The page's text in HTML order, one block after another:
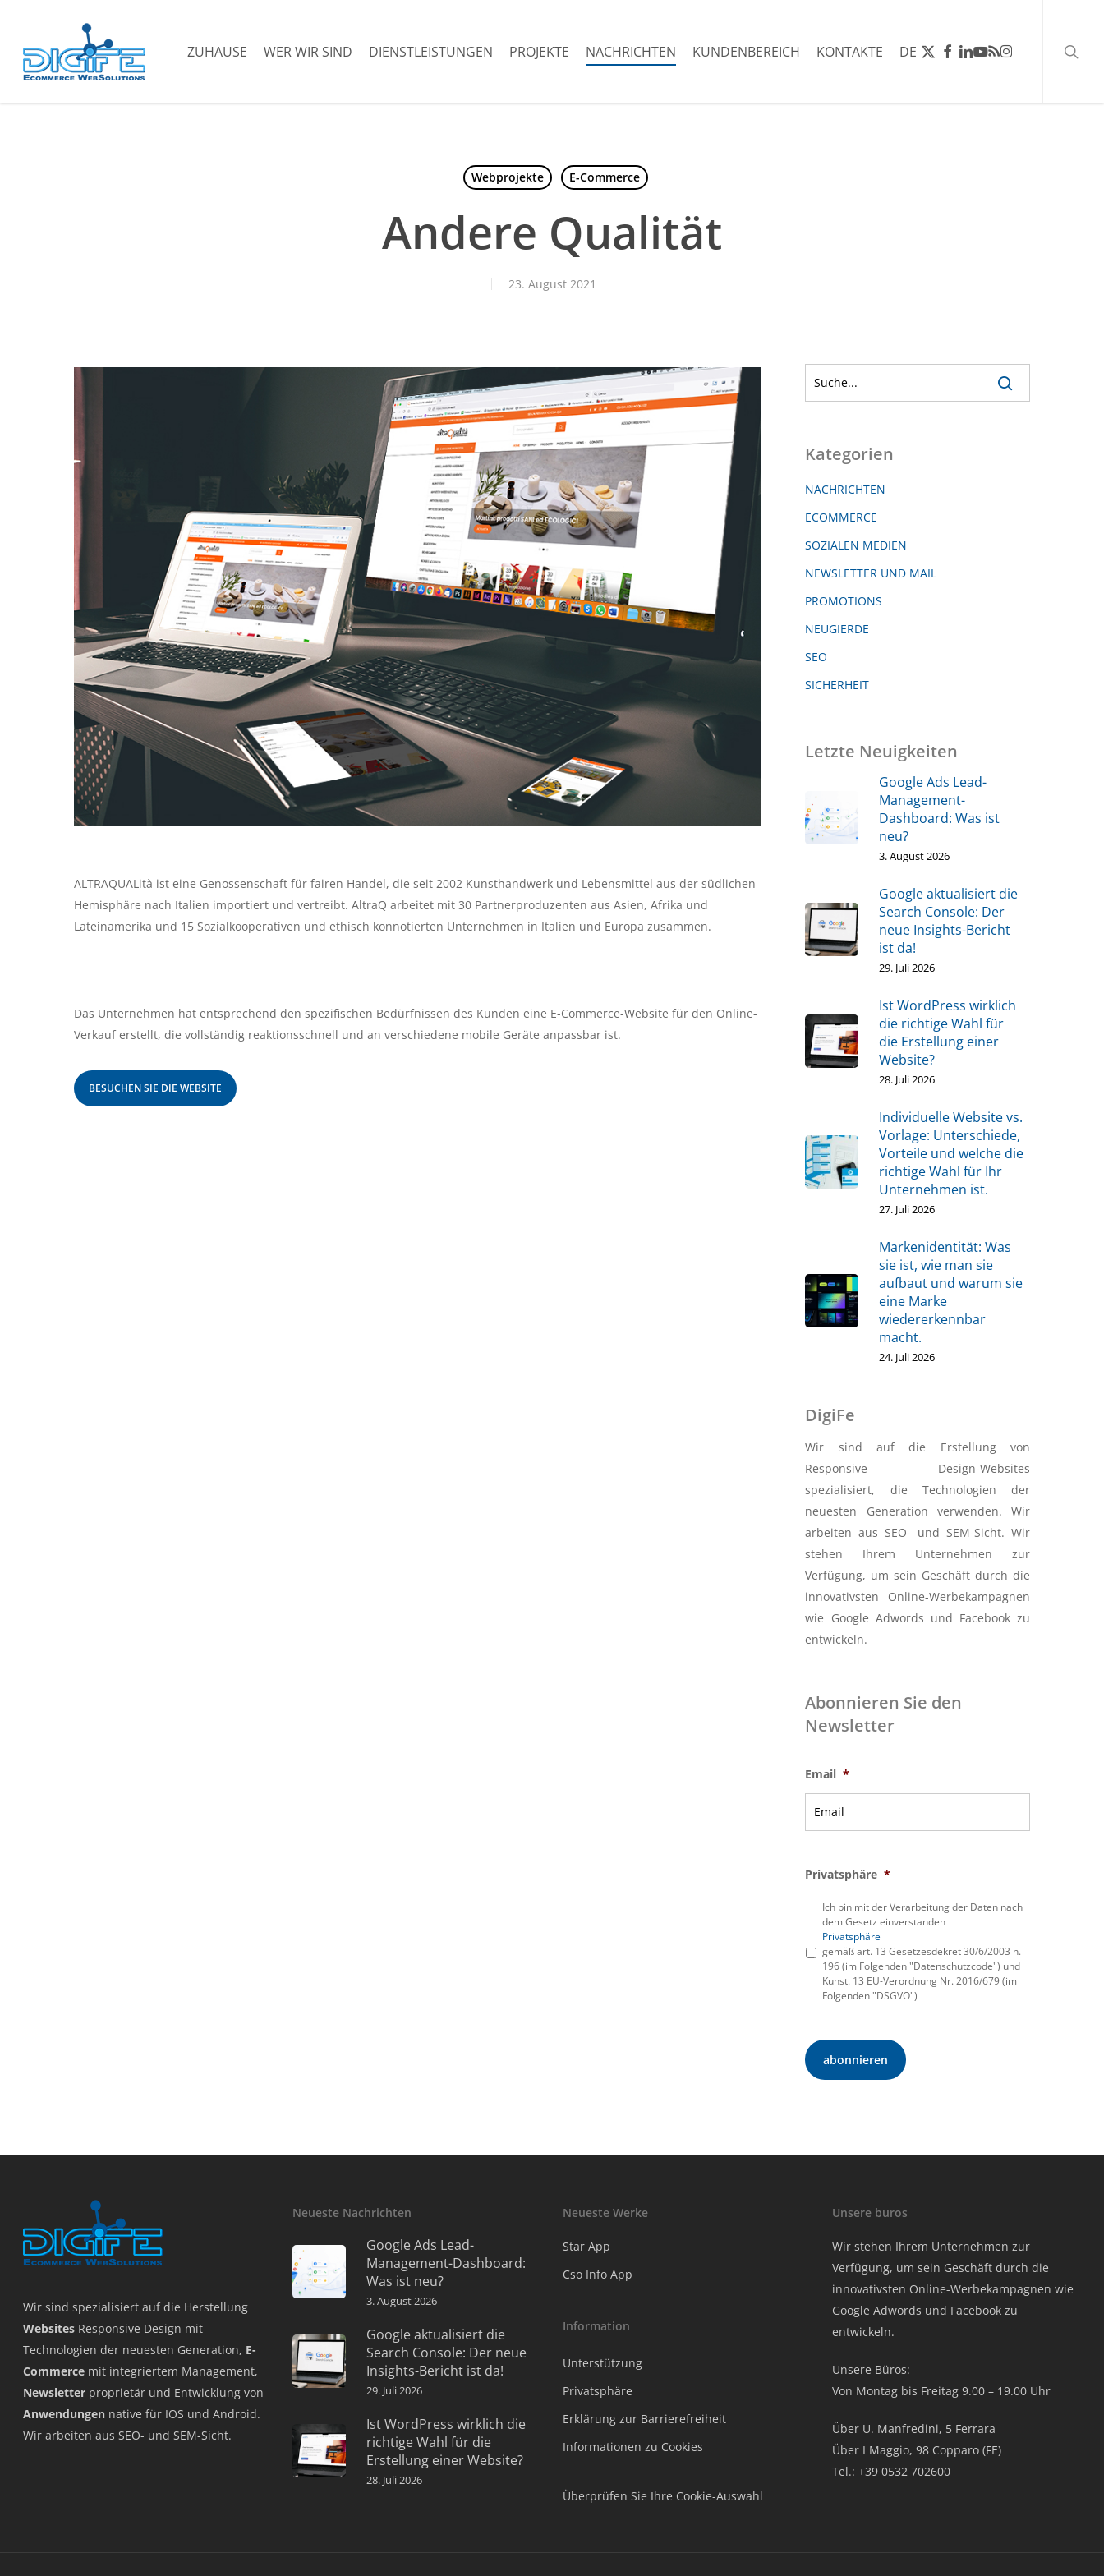
springen
ZUHAUSE WER WIR SIND DIENSTLEISTUNGEN PROJEKTE NACHRICHTEN KUNDENBEREICH KONTAKTE DE X-
TWITTER
FACEBOOK
LINKEDIN
YOUTUBE
RSSINSTAGRAM
Webprojekte E-Commerce
Andere Qualität
23. August 2021
ALTRAQUALità ist eine Genossenschaft für fairen Handel, die seit 2002 Kunsthandwerk und Lebensmittel aus der südlichen
Hemisphäre nach Italien importiert und vertreibt. AltraQ arbeitet mit 30 Partnerproduzenten aus Asien, Afrika und
Lateinamerika und 15 Sozialkooperativen und ethisch konnotierten Unternehmen in Italien und Europa zusammen.
Das Unternehmen hat entsprechend den spezifischen Bedürfnissen des Kunden eine E-Commerce-Website für den Online-
Verkauf erstellt, die vollständig reaktionsschnell und an verschiedene mobile Geräte anpassbar ist.
BESUCHEN SIE DIE WEBSITE
Kategorien
NACHRICHTEN
ECOMMERCE
SOZIALEN MEDIEN
NEWSLETTER UND MAIL
PROMOTIONS
NEUGIERDE
SEO
SICHERHEIT
Letzte Neuigkeiten
Google Ads Lead-
Management-
Dashboard: Was ist
neu?
3. August 2026
Google aktualisiert die
Search Console: Der
neue Insights-Bericht
ist da!
29. Juli 2026
Ist WordPress wirklich
die richtige Wahl für
die Erstellung einer
Website?
28. Juli 2026
Individuelle Website vs.
Vorlage: Unterschiede,
Vorteile und welche die
richtige Wahl für Ihr
Unternehmen ist.
27. Juli 2026
Markenidentität: Was
sie ist, wie man sie
aufbaut und warum sie
eine Marke
wiedererkennbar
macht.
24. Juli 2026
DigiFe
Wir sind auf die Erstellung von
Responsive Design-Websites
spezialisiert, die Technologien der
neuesten Generation verwenden. Wir
arbeiten aus SEO- und SEM-Sicht. Wir
stehen Ihrem Unternehmen zur
Verfügung, um sein Geschäft durch die
innovativsten Online-Werbekampagnen
wie Google Adwords und Facebook zu
entwickeln.
Abonnieren Sie den
Newsletter
Email *
Privatsphäre *
Ich bin mit der Verarbeitung der Daten nach
dem Gesetz einverstanden
Privatsphäre
gemäß art. 13 Gesetzesdekret 30/6/2003 n.
196 (im Folgenden "Datenschutzcode") und
Kunst. 13 EU-Verordnung Nr. 2016/679 (im
Folgenden "DSGVO")
Wir sind spezialisiert auf die Herstellung
Websites Responsive Design mit
Technologien der neuesten Generation, E-
Commerce mit integriertem Management,
Newsletter proprietär und Entwicklung von
Anwendungen native für IOS und Android.
Wir arbeiten aus SEO- und SEM-Sicht.
Neueste Nachrichten
Google Ads Lead-
Management-Dashboard:
Was ist neu?
3. August 2026
Google aktualisiert die
Search Console: Der neue
Insights-Bericht ist da!
29. Juli 2026
Ist WordPress wirklich die
richtige Wahl für die
Erstellung einer Website?
28. Juli 2026
Neueste Werke
Star App
Cso Info App
Information
Unterstützung
Privatsphäre
Erklärung zur Barrierefreiheit
Informationen zu Cookies
Überprüfen Sie Ihre Cookie-Auswahl
Unsere buros
Wir stehen Ihrem Unternehmen zur
Verfügung, um sein Geschäft durch die
innovativsten Online-Werbekampagnen wie
Google Adwords und Facebook zu
entwickeln.
Unsere Büros:
Von Montag bis Freitag 9.00 – 19.00 Uhr
Über U. Manfredini, 5 Ferrara
Über I Maggio, 98 Copparo (FE)
Tel.: +39 0532 702600